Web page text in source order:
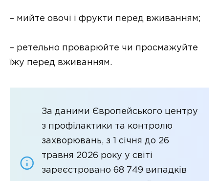
– мийте овочі і фрукти перед вживанням;
– ретельно проварюйте чи просмажуйте
їжу перед вживанням.
За даними Європейського центру
з профілактики та контролю
захворювань, з 1 січня до 26
травня 2026 року у світі
зареєстровано 68 749 випадків